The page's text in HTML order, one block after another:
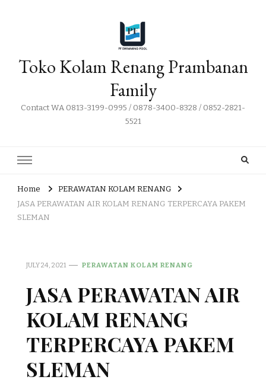
Toko Kolam Renang Prambanan
Family
Contact WA 0813-3199-0995 / 0878-3400-8328 / 0852-2821-
5521
Home
PERAWATAN KOLAM RENANG
JASA PERAWATAN AIR KOLAM RENANG TERPERCAYA PAKEM
SLEMAN
JULY 24, 2021 PERAWATAN KOLAM RENANG
JASA PERAWATAN AIR
KOLAM RENANG
TERPERCAYA PAKEM
SLEMAN